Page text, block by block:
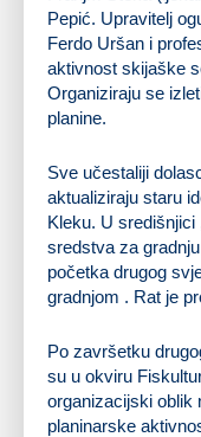
Pepić. Upravitelj
Ferdo Uršan i
aktivnost skijaške
Organiziraju se
planine.
Sve učestaliji
aktualiziraju staru
Kleku. U središnjici
sredstva za
početka drugog
gradnjom . Rat je
Po završetku
su u okviru
organizacijski oblik
planinarske